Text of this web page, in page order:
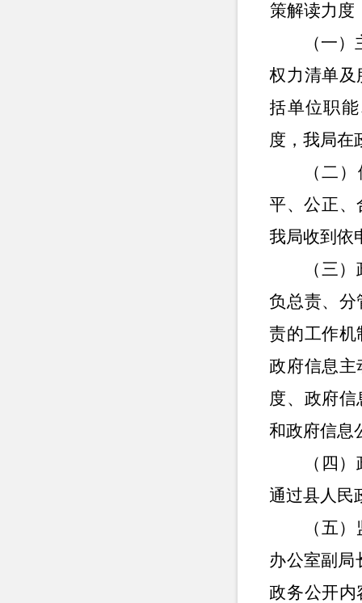
策解读力度
（一）
权力清单
括单位职
度，我局在
（二）
平、公正、
我局收到依
（三）
负总责、
责的工作
政府信息
度、政府
和政府信息
（四）
通过县人民
（五）
办公室副局
政务公开